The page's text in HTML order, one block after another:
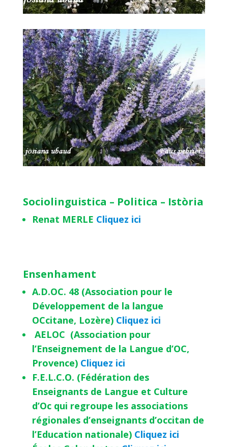
Sociolinguistica – Politica – Istòria
Renat MERLE Cliquez ici
Ensenhament
A.D.OC. 48 (Association pour le
Développement de la langue
OCcitane, Lozère) Cliquez ici
AELOC (Association pour
l’Enseignement de la Langue d’OC,
Provence) Cliquez ici
F.E.L.C.O. (Fédération des
Enseignants de Langue et Culture
d’Oc qui regroupe les associations
régionales d’enseignants d’occitan de
l’Education nationale) Cliquez ici